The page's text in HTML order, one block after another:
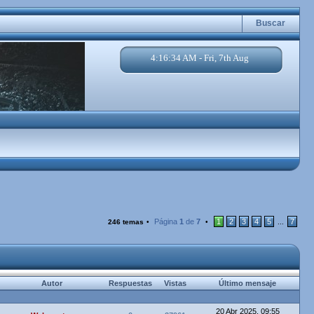
Buscar
4:16:35 AM - Fri, 7th Aug
246 temas • Página 1 de 7 • 1 2 3 4 5 7
Autor Respuestas Vistas Último mensaje
20 Abr 2025, 09:55